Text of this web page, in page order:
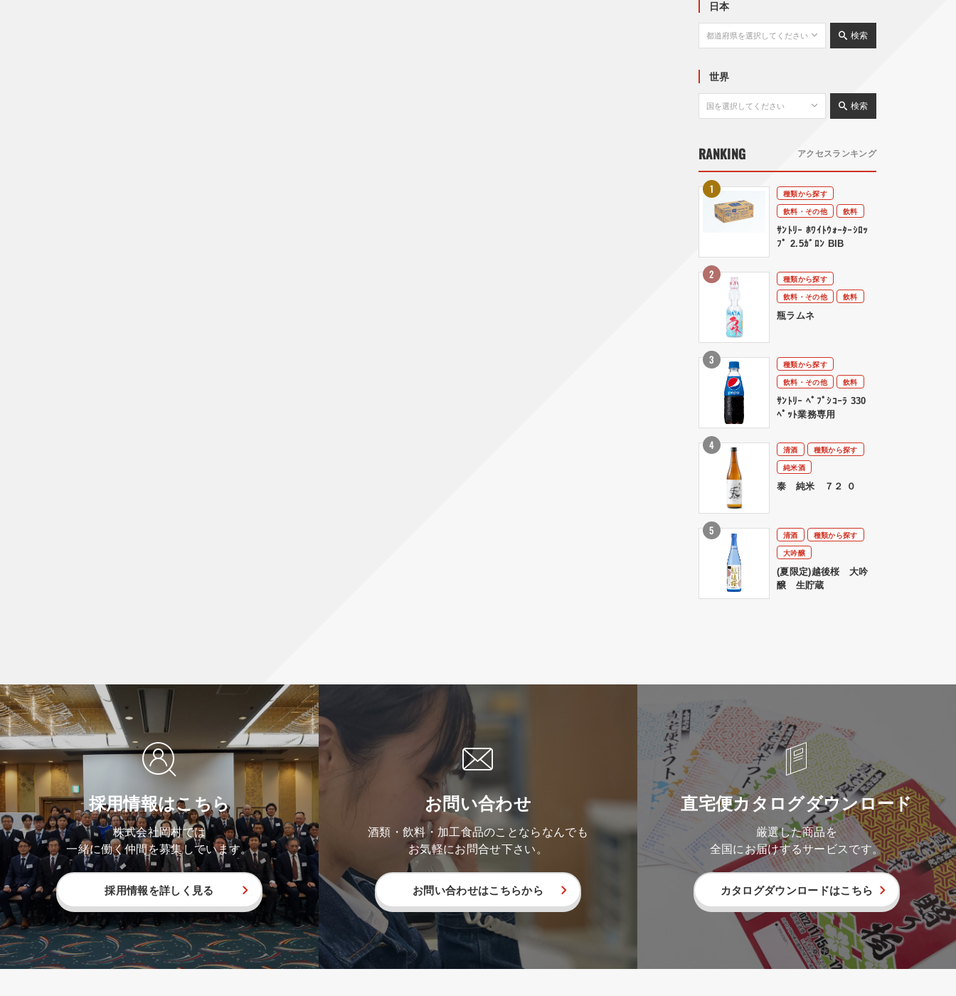
日本
検索
世界
検索
RANKING アクセスランキング
種類から探す
飲料・その他
飲料
ｻﾝﾄﾘｰ ﾎﾜｲﾄｳｫｰﾀｰｼﾛｯ
ﾌﾟ 2.5ｶﾞﾛﾝ BIB
種類から探す
飲料・その他
飲料
瓶ラムネ
種類から探す
飲料・その他
飲料
ｻﾝﾄﾘｰ ﾍﾟﾌﾟｼｺｰﾗ 330
ﾍﾟｯﾄ業務専用
清酒
種類から探す
純米酒
泰 純米 ７２ ０
清酒
種類から探す
大吟醸
(夏限定)越後桜 大吟
醸 生貯蔵
採用情報はこちら
株式会社岡村では
一緒に働く仲間を募集しています。
採用情報を詳しく見る
お問い合わせ
酒類・飲料・加工食品のことならなんでも
お気軽にお問合せ下さい。
お問い合わせはこちらから
直宅便カタログダウンロード
厳選した商品を
全国にお届けするサービスです。
カタログダウンロードはこちら